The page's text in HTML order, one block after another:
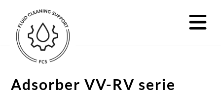
Adsorber VV-RV serie